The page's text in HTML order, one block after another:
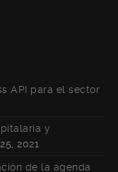
API para el sector
y
2021
de la agenda